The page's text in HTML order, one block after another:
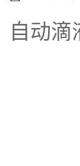
自动滴